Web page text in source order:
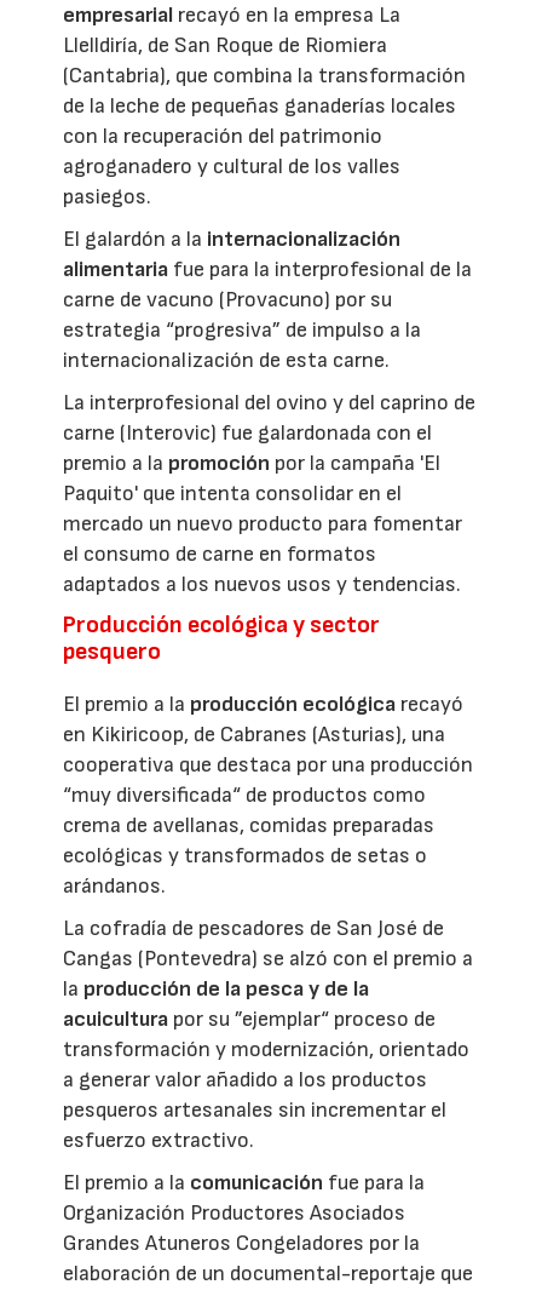
empresarial recayó en la empresa La
Llelldiría, de San Roque de Riomiera
(Cantabria), que combina la transformación
de la leche de pequeñas ganaderías locales
con la recuperación del patrimonio
agroganadero y cultural de los valles
pasiegos.
El galardón a la internacionalización
alimentaria fue para la interprofesional de la
carne de vacuno (Provacuno) por su
estrategia “progresiva” de impulso a la
internacionalización de esta carne.
La interprofesional del ovino y del caprino de
carne (Interovic) fue galardonada con el
premio a la promoción por la campaña 'El
Paquito' que intenta consolidar en el
mercado un nuevo producto para fomentar
el consumo de carne en formatos
adaptados a los nuevos usos y tendencias.
Producción ecológica y sector
pesquero
El premio a la producción ecológica recayó
en Kikiricoop, de Cabranes (Asturias), una
cooperativa que destaca por una producción
“muy diversificada“ de productos como
crema de avellanas, comidas preparadas
ecológicas y transformados de setas o
arándanos.
La cofradía de pescadores de San José de
Cangas (Pontevedra) se alzó con el premio a
la producción de la pesca y de la
acuicultura por su ”ejemplar“ proceso de
transformación y modernización, orientado
a generar valor añadido a los productos
pesqueros artesanales sin incrementar el
esfuerzo extractivo.
El premio a la comunicación fue para la
Organización Productores Asociados
Grandes Atuneros Congeladores por la
elaboración de un documental-reportaje que